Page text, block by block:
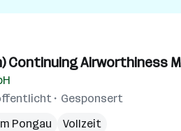
Continuing Airworthiness
Gesponsert
Pongau
Vollzeit